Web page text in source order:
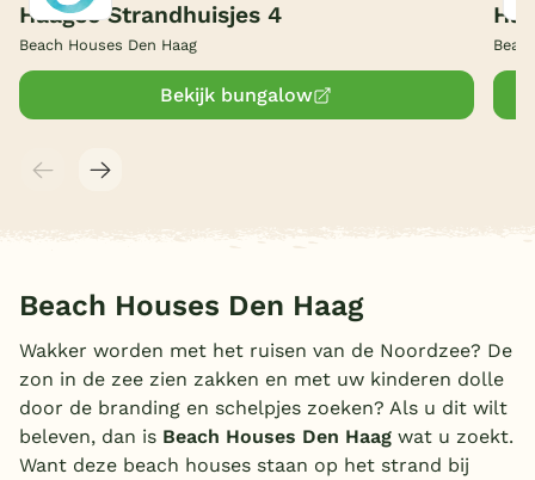
Onze e-boeken
Haagse Strandhuisjes 4
Beach Houses Den Haag
Bekijk bungalow
Beach Houses Den Haag
Wakker worden met het ruisen van de Noordzee? De
zon in de zee zien zakken en met uw kinderen dolle
door de branding en schelpjes zoeken? Als u dit wilt
beleven, dan is Beach Houses Den Haag wat u zoekt.
Want deze beach houses staan op het strand bij